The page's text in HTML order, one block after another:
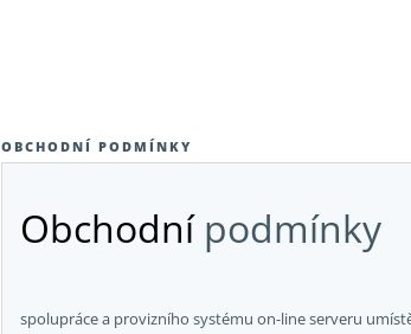
OBCHODNÍ PODMÍNKY
Obchodnípodmínky
spolupráce a provizního systému on-line serveru